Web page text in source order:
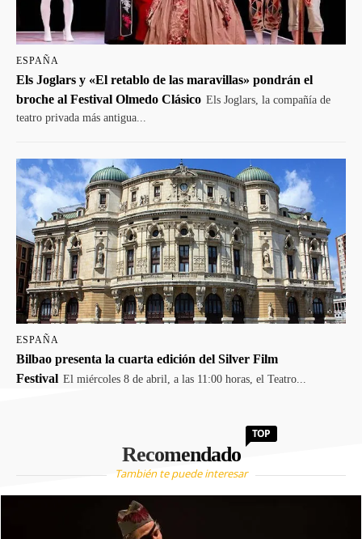
ESPAÑA
Els Joglars y «El retablo de las maravillas» pondrán el
broche al Festival Olmedo Clásico Els Joglars, la compañía de
teatro privada más antigua...
ESPAÑA
Bilbao presenta la cuarta edición del Silver Film
Festival El miércoles 8 de abril, a las 11:00 horas, el Teatro...
Recomendado
TOP
También te puede interesar